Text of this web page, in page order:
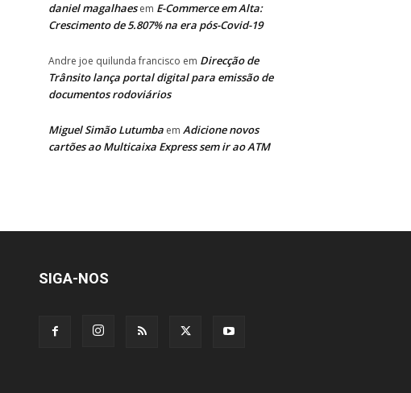
daniel magalhaesem E-Commerce em Alta:
Crescimento de 5.807% na era pós-Covid-19
Andre joe quilunda francisco em Direcção de
Trânsito lança portal digital para emissão de
documentos rodoviários
Miguel Simão Lutumba em Adicione novos
cartões ao Multicaixa Express sem ir ao ATM
SIGA-NOS